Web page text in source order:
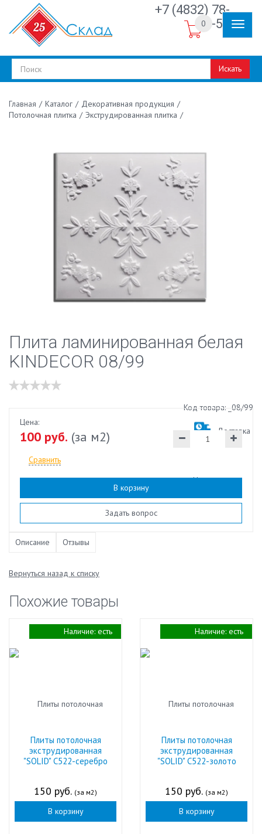
+7 (4832) 78-
30-50
Искать
0
Главная / Каталог / Декоративная продукция /
Потолочная плитка / Экструдированная плитка /
Плита ламинированная белая
KINDECOR 08/99
Наличие:есть
Код товара: _08/99
Доставка
Цена:
100 руб. (за м2)
Сравнить
В корзину
Задать вопрос
Описание Отзывы
Вернуться назад к списку
Похожие товары
Плиты потолочная
экструдированная
"SOLID" С522-серебро
150 руб. (за м2)
В корзину
Наличие: есть
Плиты потолочная
экструдированная
"SOLID" С522-золото
150 руб. (за м2)
В корзину
Наличие: есть